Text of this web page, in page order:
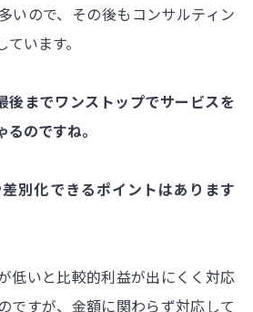
いので、その後もコンサルティン
います。
後までワンストップでサービスを
のですね。
別化できるポイントはあります
低いと比較的利益が出にくく対応
ですが、金額に関わらず対応して